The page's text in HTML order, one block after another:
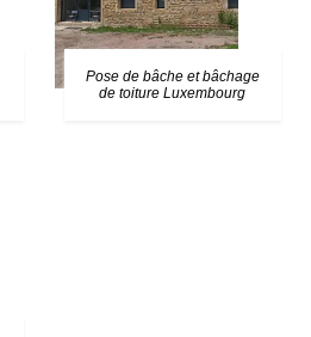
Pose de bâche et bâchage
de toiture Luxembourg